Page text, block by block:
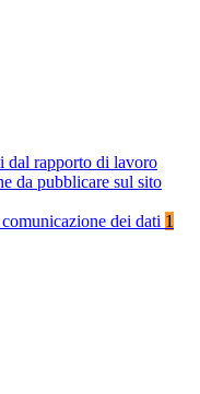
dal rapporto di lavoro
da pubblicare sul sito
dei dati 1